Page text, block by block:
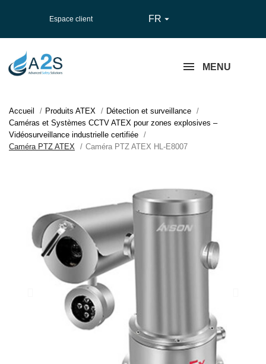
Espace client FR 
MENU
Accueil Produits ATEX
Détection et surveillance
Caméras et Systèmes CCTV ATEX pour zones explosives –
Vidéosurveillance industrielle certifiée
Caméra PTZ ATEX
Caméra PTZ ATEX HL-E8007